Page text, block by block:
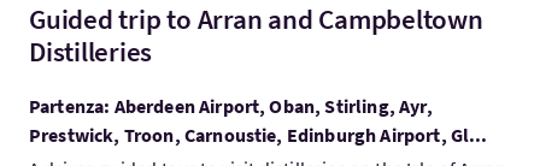
Guided trip to Arran and Campbeltown
Distilleries
Partenza: Aberdeen Airport, Oban, Stirling, Ayr,
Prestwick, Troon, Carnoustie, Edinburgh Airport, Gl...